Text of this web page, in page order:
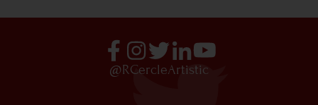
@RCercleArtistic